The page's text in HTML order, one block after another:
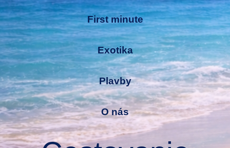
First minute
Exotika
Plavby
O nás